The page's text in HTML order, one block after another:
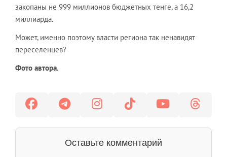
закопаны не 999 миллионов бюджетных тенге, а 16,2
миллиарда.
Может, именно поэтому власти региона так ненавидят
переселенцев?
Фото автора.
Оставьте комментарий